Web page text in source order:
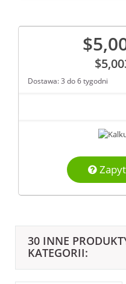
Dostawa: 3 do 6 tygodni
30 INNE
KATEGORII: